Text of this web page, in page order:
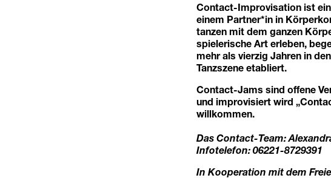
Contact-Improvisation ist
einem Partner*in in
tanzen mit dem ganzen
spielerische Art erleben,
mehr als vierzig Jahren in
Tanzszene etabliert.
Contact-Jams sind offene
und improvisiert wird
willkommen.
Das Contact-Team:
Infotelefon: 06221-8729391
In Kooperation mit dem